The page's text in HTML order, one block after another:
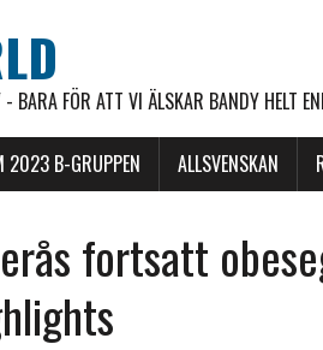
BARA FÖR ATT VI ÄLSKAR BANDY HELT
2023 B-GRUPPEN ALLSVENSKAN
fortsatt